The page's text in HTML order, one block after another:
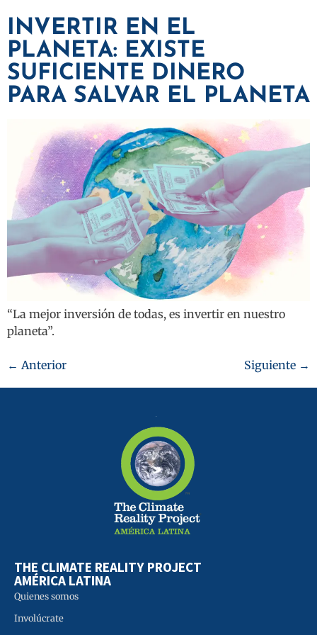
INVERTIR EN EL
PLANETA: EXISTE
SUFICIENTE DINERO
PARA SALVAR EL PLANETA
“La mejor inversión de todas, es invertir en nuestro
planeta”.
← Anterior Siguiente →
THE CLIMATE REALITY PROJECT
AMÉRICA LATINA
Quienes somos
Involúcrate